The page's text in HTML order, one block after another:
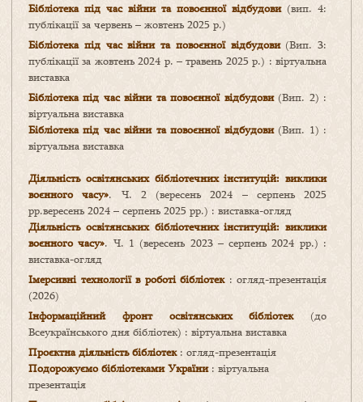
Бібліотека під час війни та повоєнної відбудови(вип. 4:
публікації за червень – жовтень 2025 р.)
Бібліотека під час війни та повоєнної відбудови(Вип. 3:
публікації за жовтень 2024 р. – травень 2025 р.) : віртуальна
виставка
Бібліотека під час війни та повоєнної відбудови(Вип. 2) :
віртуальна виставка
Бібліотека під час війни та повоєнної відбудови(Вип. 1) :
віртуальна виставка
Діяльністьосвітянських бібліотечних інституцій: виклики
воєнного часу». Ч. 2 (вересень 2024 – серпень 2025
рр.вересень 2024 – серпень 2025 рр.) : виставка-огляд
Діяльність освітянських бібліотечних інституцій: виклики
воєнного часу». Ч. 1 (вересень 2023 – серпень 2024 рр.) :
виставка-огляд
Імерсивні технології в роботі бібліотек: огляд-презентація
(2026)
Інформаційний фронт освітянських бібліотек(до
Всеукраїнського дня бібліотек) : віртуальна виставка
Проєктна діяльність бібліотек: огляд-презентація
Подорожуємо бібліотеками України : віртуальна
презентація